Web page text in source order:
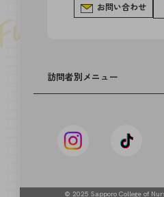
お問い合わせ
訪問者別メニュー
高等学校の先生方へ
© 2025 Sapporo College of